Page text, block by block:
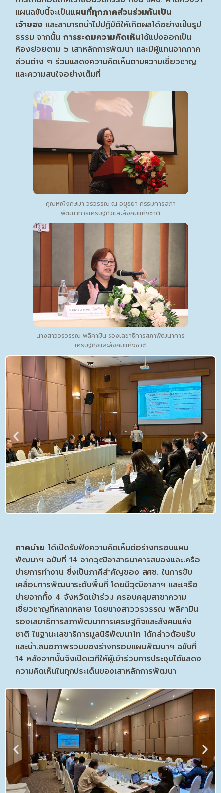
แผนฉบับนี้จะเป็นแผนที่ทุกภาคส่วนร่วมกันเป็น
เจ้าของ และสามารถนำไปปฏิบัติให้เกิดผลได้อย่างเป็นรูป
ธรรม จากนั้นการระดมความคิดเห็นได้แบ่งออกเป็น
ห้องย่อยตาม 5 เสาหลักการพัฒนา และมีผู้แทนจากภาค
ส่วนต่าง ๆ ร่วมแสดงความคิดเห็นตามความเชี่ยวชาญ
และความสนใจอย่างเต็มที่
คุณหญิงกษมา วรวรรณ ณ อยุธยา กรรมการสภา
พัฒนาการเศรษฐกิจและสังคมแห่งชาติ
นางสาววรวรรณ พลิคามิน รองเลขาธิการสภาพัฒนาการ
เศรษฐกิจและสังคมแห่งชาติ
ภาคบ่าย ได้เปิดรับฟังความคิดเห็นต่อร่างกรอบแผน
พัฒนาฯ ฉบับที่ 14 จากวุฒิอาสาธนาคารสมองและเครือ
ข่ายการทำงาน ซึ่งเป็นภาคีสำคัญของ สศช. ในการขับ
เคลื่อนการพัฒนาระดับพื้นที่ โดยมีวุฒิอาสาฯ และเครือ
ข่ายจากทั้ง 4 จังหวัดเข้าร่วม ครอบคลุมสาขาความ
เชี่ยวชาญที่หลากหลาย โดยนางสาววรวรรณ พลิคามิน
รองเลขาธิการสภาพัฒนาการเศรษฐกิจและสังคมแห่ง
ชาติ ในฐานะเลขาธิการมูลนิธิพัฒนาไท ได้กล่าวต้อนรับ
และนำเสนอภาพรวมของร่างกรอบแผนพัฒนาฯ ฉบับที่
14 หลังจากนั้นจึงเปิดเวทีให้ผู้เข้าร่วมการประชุมได้แสดง
ความคิดเห็นในทุกประเด็นของเสาหลักการพัฒนา